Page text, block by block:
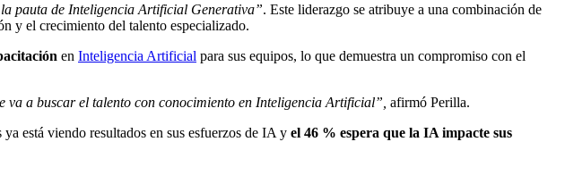
pauta de Inteligencia Artificial Generativa”. Este liderazgo se atribuye a una combinación de
y el crecimiento del talento especializado.
en Inteligencia Artificial para sus equipos, lo que demuestra un compromiso con el
va a buscar el talento con conocimiento en Inteligencia Artificial”, afirmó Perilla.
está viendo resultados en sus esfuerzos de IA y el 46 % espera que la IA impacte sus